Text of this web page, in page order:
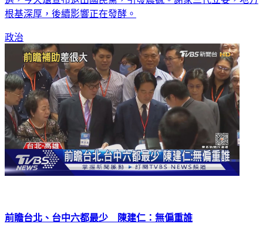
根基深厚，後續影響正在發酵。
政治
前瞻台北、台中六都最少 陳建仁：無偏重誰